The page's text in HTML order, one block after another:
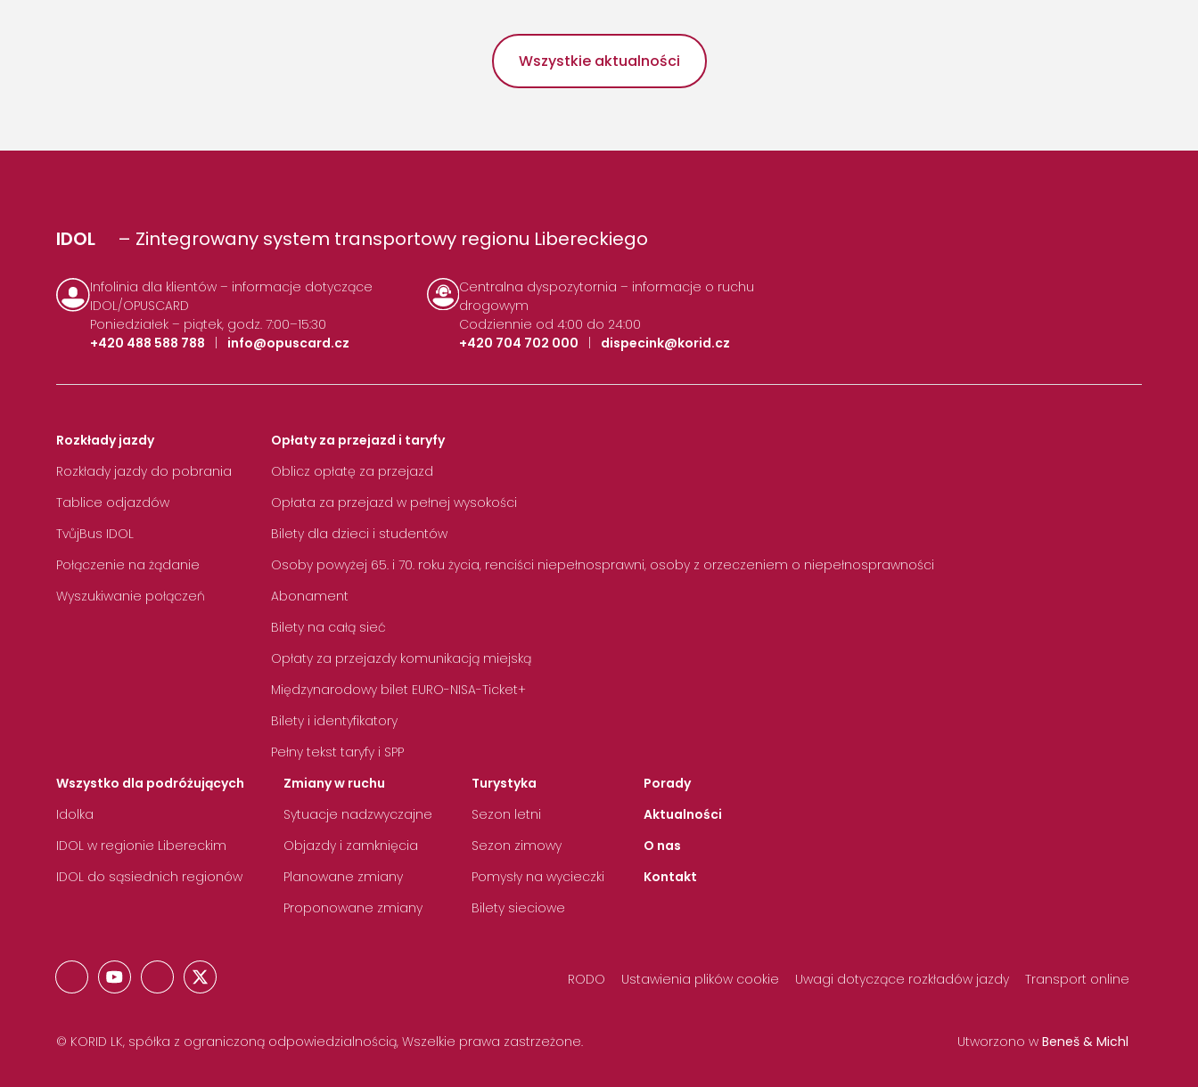
Wszystkie aktualności
IDOL – Zintegrowany system transportowy regionu Libereckiego
Infolinia dla klientów – informacje dotyczące
IDOL/OPUSCARD
Poniedziałek – piątek, godz. 7:00–15:30
+420 488 588 788
| info@opuscard.cz
Centralna dyspozytornia – informacje o ruchu
drogowym
Codziennie od 4:00 do 24:00
+420 704 702 000
| dispecink@korid.cz
Rozkłady jazdy
Rozkłady jazdy do pobrania
Tablice odjazdów
TvůjBus IDOL
Połączenie na żądanie
Wyszukiwanie połączeń
Opłaty za przejazd i taryfy
Oblicz opłatę za przejazd
Opłata za przejazd w pełnej wysokości
Bilety dla dzieci i studentów
Osoby powyżej 65. i 70. roku życia, renciści niepełnosprawni, osoby z orzeczeniem o niepełnosprawności
Abonament
Bilety na całą sieć
Opłaty za przejazdy komunikacją miejską
Międzynarodowy bilet EURO-NISA-Ticket+
Bilety i identyfikatory
Pełny tekst taryfy i SPP
Wszystko dla podróżujących
Idolka
IDOL w regionie Libereckim
IDOL do sąsiednich regionów
Zmiany w ruchu
Sytuacje nadzwyczajne
Objazdy i zamknięcia
Planowane zmiany
Proponowane zmiany
Turystyka
Sezon letni
Sezon zimowy
Pomysły na wycieczki
Bilety sieciowe
Porady
Aktualności
O nas
Kontakt
RODO Ustawienia plików cookie Uwagi dotyczące rozkładów jazdy Transport online
© KORID LK, spółka z ograniczoną odpowiedzialnością, Wszelkie prawa zastrzeżone. Utworzono w Beneš & Michl